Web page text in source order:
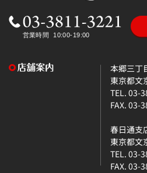
本郷三丁
東京都文
TEL. 03-
FAX. 03-
春日通支
東京都文
TEL. 03-
FAX. 03-